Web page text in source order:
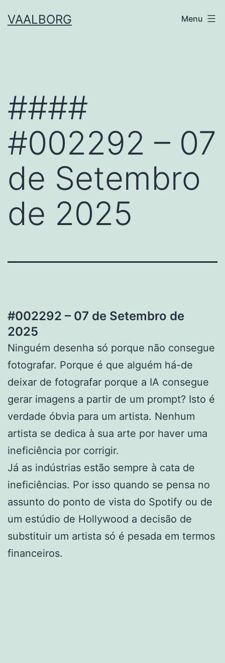
toVAALBORG Menu
####
#002292 – 07
de Setembro
de 2025
#002292 – 07 de Setembro de
2025
Ninguém desenha só porque não consegue
fotografar. Porque é que alguém há-de
deixar de fotografar porque a IA consegue
gerar imagens a partir de um prompt? Isto é
verdade óbvia para um artista. Nenhum
artista se dedica à sua arte por haver uma
ineficiência por corrigir.
Já as indústrias estão sempre à cata de
ineficiências. Por isso quando se pensa no
assunto do ponto de vista do Spotify ou de
um estúdio de Hollywood a decisão de
substituir um artista só é pesada em termos
financeiros.